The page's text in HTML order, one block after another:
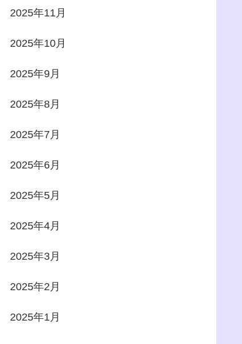
2025年11月
2025年10月
2025年9月
2025年8月
2025年7月
2025年6月
2025年5月
2025年4月
2025年3月
2025年2月
2025年1月